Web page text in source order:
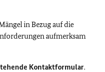
in Bezug auf die
aufmerksam
Kontaktformular.